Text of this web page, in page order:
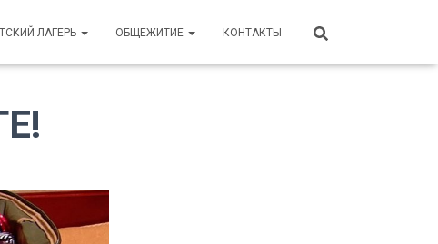
ЛАГЕРЬ ОБЩЕЖИТИЕ КОНТАКТЫ